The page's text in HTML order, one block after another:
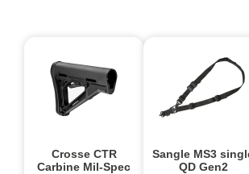
Crosse CTR
Carbine Mil-Spec
Sangle MS3
QD Gen2